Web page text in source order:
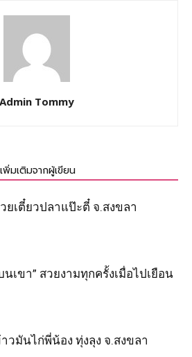
Admin Tommy
เพิ่มเติมจากผู้เขียน
ยเตี๋ยวปลาแป๊ะตี๋ จ.สงขลา
นเขา” สวยงามทุกครั้งเมื่อไปเยือน
วมันไก่พี่น้อง ทุ่งลุง จ.สงขลา